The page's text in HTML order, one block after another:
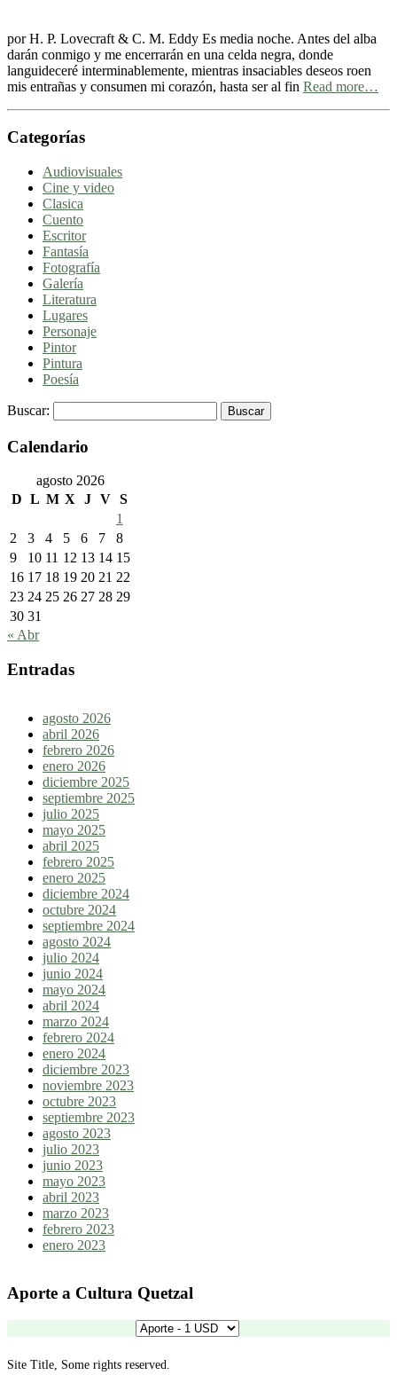
por H. P. Lovecraft & C. M. Eddy Es media noche. Antes del alba
darán conmigo y me encerrarán en una celda negra, donde
languideceré interminablemente, mientras insaciables deseos roen
mis entrañas y consumen mi corazón, hasta ser al fin Read more…
Categorías
Audiovisuales
Cine y video
Clasica
Cuento
Escritor
Fantasía
Fotografía
Galería
Literatura
Lugares
Personaje
Pintor
Pintura
Poesía
Buscar:
Calendario
agosto 2026
D L M X J V S
1
2
3 4 5 6 7
8
9
10 11 12 13 14 15
16 17 18 19 20 21 22
23 24 25 26 27 28 29
30 31
« Abr
Entradas
agosto 2026
abril 2026
febrero 2026
enero 2026
diciembre 2025
septiembre 2025
julio 2025
mayo 2025
abril 2025
febrero 2025
enero 2025
diciembre 2024
octubre 2024
septiembre 2024
agosto 2024
julio 2024
junio 2024
mayo 2024
abril 2024
marzo 2024
febrero 2024
enero 2024
diciembre 2023
noviembre 2023
octubre 2023
septiembre 2023
agosto 2023
julio 2023
junio 2023
mayo 2023
abril 2023
marzo 2023
febrero 2023
enero 2023
Aporte a Cultura Quetzal
Site Title, Some rights reserved.